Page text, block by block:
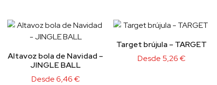
Altavoz bola de Navidad –
JINGLE BALL
Desde6,46€
Target brújula – TARGET
Desde 5,26€